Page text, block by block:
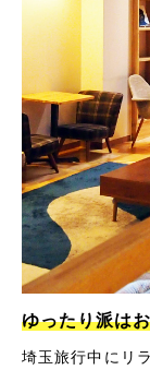
ゆったり派は
埼玉旅行中にリ